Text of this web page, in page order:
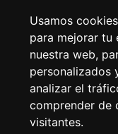
Usamos
para mejorar tu
nuestra web,
personalizados
analizar el
comprender de
visitantes.
Avda. Doctor
(Burgos)
Tel: 947 59 38 31